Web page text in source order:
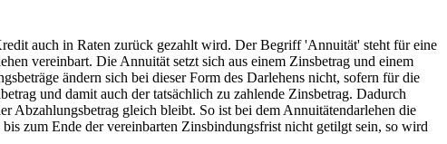
auch in Raten zurück gezahlt wird. Der Begriff 'Annuität' steht für eine
vereinbart. Die Annuität setzt sich aus einem Zinsbetrag und einem
ändern sich bei dieser Form des Darlehens nicht, sofern für die
und damit auch der tatsächlich zu zahlende Zinsbetrag. Dadurch
Abzahlungsbetrag gleich bleibt. So ist bei dem Annuitätendarlehen die
zum Ende der vereinbarten Zinsbindungsfrist nicht getilgt sein, so wird